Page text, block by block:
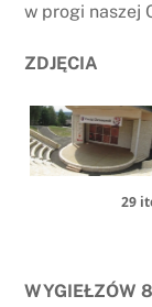
w progi naszej
ZDJĘCIA
29
WYGIEŁZÓW